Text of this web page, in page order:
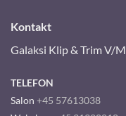
Kontakt
Galaksi Klip & Trim V/
TELEFON
Salon +45 57613038